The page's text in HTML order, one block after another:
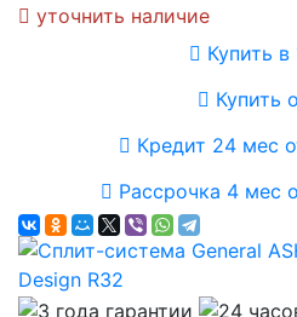
уточнить наличие
Купить в
Купить
Кредит 24 мес
Рассрочка 4 мес